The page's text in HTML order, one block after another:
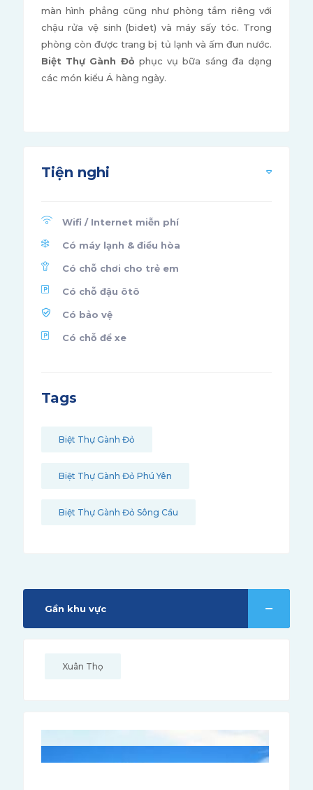
màn hình phẳng cũng như phòng tắm riêng với
chậu rửa vệ sinh (bidet) và máy sấy tóc. Trong
phòng còn được trang bị tủ lạnh và ấm đun nước.
Biệt Thự Gành Đỏ phục vụ bữa sáng đa dạng
các món kiểu Á hàng ngày.
Tiện nghi
Wifi / Internet miễn phí
Có máy lạnh & điều hòa
Có chỗ chơi cho trẻ em
Có chỗ đậu ôtô
Có bảo vệ
Có chỗ để xe
Tags
Biệt Thự Gành Đỏ
Biệt Thự Gành Đỏ Phú Yên
Biệt Thự Gành Đỏ Sông Cầu
Gần khu vực
Xuân Thọ